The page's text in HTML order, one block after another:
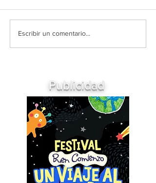
Escribir un comentario...
Publicidad